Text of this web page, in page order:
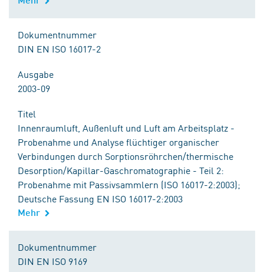
Dokumentnummer
DIN EN ISO 16017-2
Ausgabe
2003-09
Titel
Innenraumluft, Außenluft und Luft am Arbeitsplatz -
Probenahme und Analyse flüchtiger organischer
Verbindungen durch Sorptionsröhrchen/thermische
Desorption/Kapillar-Gaschromatographie - Teil 2:
Probenahme mit Passivsammlern (ISO 16017-2:2003);
Deutsche Fassung EN ISO 16017-2:2003
Mehr
Dokumentnummer
DIN EN ISO 9169